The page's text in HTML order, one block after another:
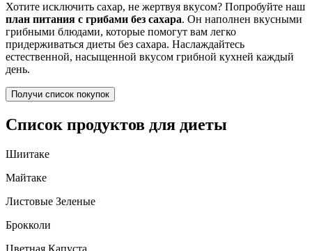
Хотите исключить сахар, не жертвуя вкусом? Попробуйте наш
план питания с грибами без сахара. Он наполнен вкусными
грибными блюдами, которые помогут вам легко
придерживаться диеты без сахара. Наслаждайтесь
естественной, насыщенной вкусом грибной кухней каждый
день.
Получи список покупок
Список продуктов для диеты
Шиитаке
Майтаке
Листовые Зеленые
Брокколи